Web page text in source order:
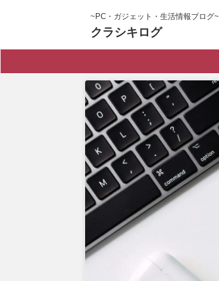
~PC・ガジェット・生活情報ブログ~
クラシキログ